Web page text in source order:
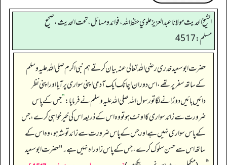
الشيخ الحديث مولانا عبدالعزيز علوي حفظ الله، فوائد و مسائل، تحت الحديث ، صحيح
مسلم: 4517
حضرت ابو سعید خدری رضی اللہ تعالی عنہ بیان کرتے ہم نبی اکرم صلی اللہ علیہ وسلم
کے ساتھ سفر پر تھے، اس دوران اچانک ایک آدمی اپنی سواری پر آیا اور اپنی نظر
دائیں بائیں دوڑانے لگا تو رسول اللہ صلی اللہ علیہ وسلم نے فرمایا:”جس کے پاس
ضرورت سے زائد سواری کا اونٹ ہو تو وہ اس کے ذریعہ اس کی خیرخواہی کرے، جس
کے پاس سواری نہیں ہے اور جس کے پاس ضرورت سے زائد توشہ ہو، وہ اس کے
ساتھ اس سے حسن سلوک کرے، جس کے پاس زادراہ نہیں ہے۔" حضرت ابو سعید